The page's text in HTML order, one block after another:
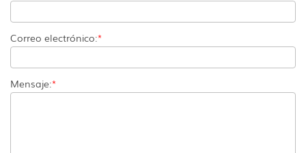
Correo electrónico:*
Mensaje:*